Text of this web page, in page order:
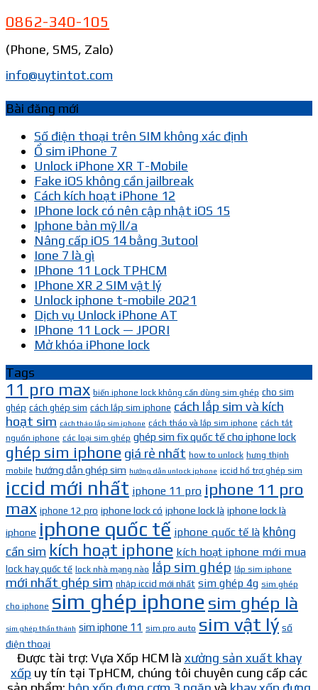
0862-340-105
(Phone, SMS, Zalo)
info@uytintot.com
Bài đăng mới
Số điện thoại trên SIM không xác định
Ổ sim iPhone 7
Unlock iPhone XR T-Mobile
Fake iOS không cần jailbreak
Cách kích hoạt iPhone 12
IPhone lock có nên cập nhật iOS 15
Iphone bản mỹ ll/a
Nâng cấp iOS 14 bằng 3utool
Ione 7 là gì
IPhone 11 Lock TPHCM
IPhone XR 2 SIM vật lý
Unlock iphone t-mobile 2021
Dịch vụ Unlock iPhone AT
IPhone 11 Lock — JPORI
Mở khóa iPhone lock
Tags
11 pro max biến iphone lock không cần dùng sim ghép cho sim
ghép cách ghép sim cách lắp sim iphone cách lắp sim và kích
hoạt sim cách tháo lắp sim iphone cách tháo và lắp sim iphone cách tắt
nguồn iphone các loại sim ghép ghép sim fix quốc tế cho iphone lock
ghép sim iphone giá rẻ nhất how to unlock hưng thịnh
mobile hướng dẫn ghép sim hướng dẫn unlock iphone iccid hổ trợ ghép sim
iccid mới nhất iphone 11 pro iphone 11 pro
max iphone 12 pro iphone lock có iphone lock là iphone lock là
iphone iphone quốc tế iphone quốc tế là không
cần sim kích hoạt iphone kích hoạt iphone mới mua
lock hay quốc tế lock nhà mạng nào lắp sim ghép lắp sim iphone
mới nhất ghép sim nhập iccid mới nhất sim ghép 4g sim ghép
cho iphone sim ghép iphone sim ghép là
sim ghép thần thánh sim iphone 11 sim pro auto sim vật lý số
điện thoại
Được tài trợ: Vựa Xốp HCM là xưởng sản xuất khay
xốp uy tín tại TpHCM, chúng tôi chuyên cung cấp các